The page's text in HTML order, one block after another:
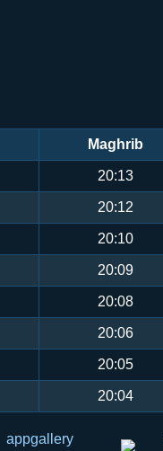
Maghrib
20:13
20:12
20:10
20:09
20:08
20:06
20:05
20:04